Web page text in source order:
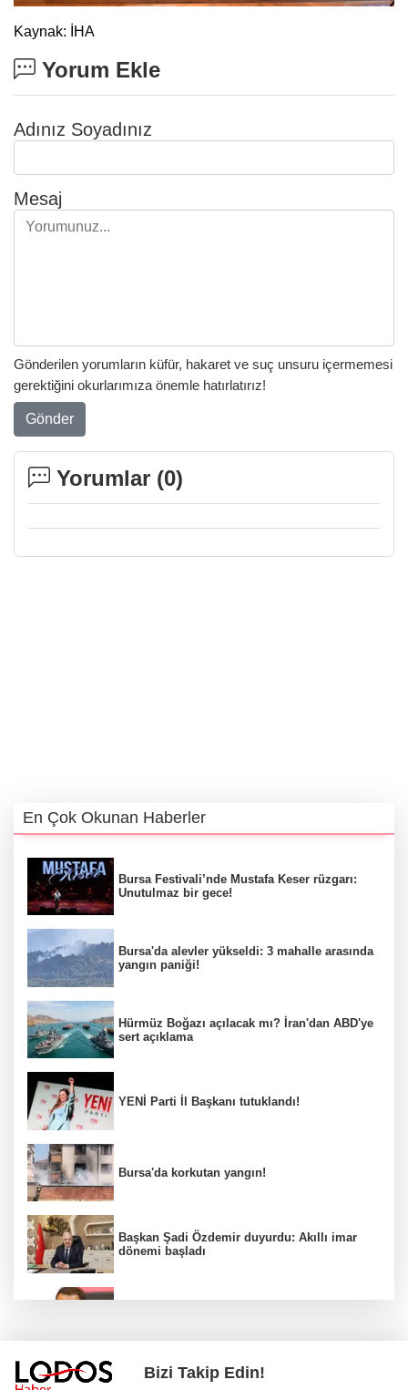
Kaynak: İHA
Yorum Ekle
Adınız Soyadınız
Mesaj
Gönderilen yorumların küfür, hakaret ve suç unsuru içermemesi
gerektiğini okurlarımıza önemle hatırlatırız!
Gönder
Yorumlar (0)
En Çok Okunan Haberler
Bursa Festivali’nde Mustafa Keser rüzgarı:
Unutulmaz bir gece!
Bursa'da alevler yükseldi: 3 mahalle arasında
yangın paniği!
Hürmüz Boğazı açılacak mı? İran'dan ABD'ye
sert açıklama
YENİ Parti İl Başkanı tutuklandı!
Bursa'da korkutan yangın!
Başkan Şadi Özdemir duyurdu: Akıllı imar
dönemi başladı
Bakan Gürlek duyurdu: İki çocuk cinayeti
Bizi Takip Edin!